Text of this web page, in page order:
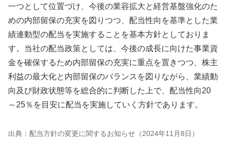
一つとして位置づけ、今後の業容拡大と経営基盤強化のた
めの内部留保の充実を図りつつ、配当性向を基準とした業
績連動型の配当を実施することを基本方針としておりま
す。当社の配当政策としては、今後の成長に向けた事業資
金を確保するため内部留保の充実に重点を置きつつ、株主
利益の最大化と内部留保のバランスを図りながら、業績動
向及び財政状態等を総合的に判断した上で、配当性向20
～25％を目安に配当を実施していく方針であります。
出典：配当方針の変更に関するお知らせ（2024年11月8日）